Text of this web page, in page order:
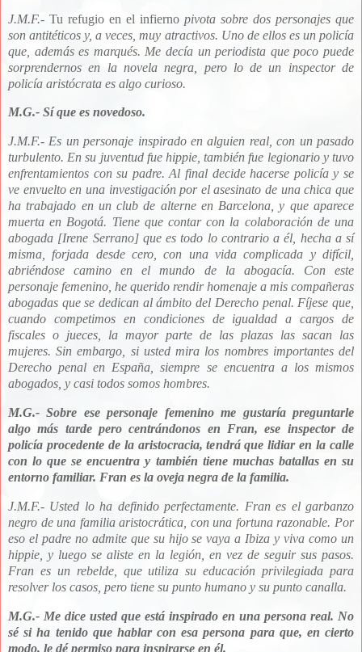
J.M.F.- Tu refugio en el infierno pivota sobre dos personajes que
son antitéticos y, a veces, muy atractivos. Uno de ellos es un policía
que, además es marqués. Me decía un periodista que poco puede
sorprendernos en la novela negra, pero lo de un inspector de
policía aristócrata es algo curioso.
M.G.- Sí que es novedoso.
J.M.F.- Es un personaje inspirado en alguien real, con un pasado
turbulento. En su juventud fue hippie, también fue legionario y tuvo
enfrentamientos con su padre. Al final decide hacerse policía y se
ve envuelto en una investigación por el asesinato de una chica que
ha trabajado en un club de alterne en Barcelona, y que aparece
muerta en Bogotá. Tiene que contar con la colaboración de una
abogada [Irene Serrano] que es todo lo contrario a él, hecha a sí
misma, forjada desde cero, con una vida complicada y difícil,
abriéndose camino en el mundo de la abogacía. Con este
personaje femenino, he querido rendir homenaje a mis compañeras
abogadas que se dedican al ámbito del Derecho penal. Fíjese que,
cuando competimos en condiciones de igualdad a cargos de
fiscales o jueces, la mayor parte de las plazas las sacan las
mujeres. Sin embargo, si usted mira los nombres importantes del
Derecho penal en España, siempre se encuentra a los mismos
abogados, y casi todos somos hombres.
M.G.- Sobre ese personaje femenino me gustaría preguntarle
algo más tarde pero centrándonos en Fran, ese inspector de
policía procedente de la aristocracia, tendrá que lidiar en la calle
con lo que se encuentra y también tiene muchas batallas en su
entorno familiar. Fran es la oveja negra de la familia.
J.M.F.- Usted lo ha definido perfectamente. Fran es el garbanzo
negro de una familia aristocrática, con una fortuna razonable. Por
eso el padre no admite que su hijo se vaya a Ibiza y viva como un
hippie, y luego se aliste en la legión, en vez de seguir sus pasos.
Fran es un rebelde, que utiliza su educación privilegiada para
resolver los casos, pero tiene su punto humano y su punto canalla.
M.G.- Me dice usted que está inspirado en una persona real. No
sé si ha tenido que hablar con esa persona para que, en cierto
modo, le dé permiso para inspirarse en él.